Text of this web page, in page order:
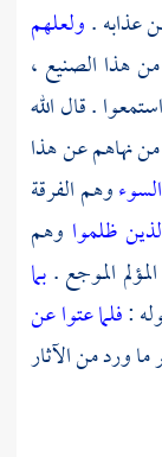
عذابه .ولعلهم
هذا الصنيع ،
. قال الله
من نهاهم عن هذا
وهم الفرقة
ظلموا وهم
الموجع .بما
:فلما عتوا عن
ورد من الآثار